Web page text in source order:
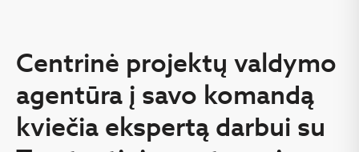
Centrinė projektų valdymo
agentūra į savo komandą
kviečia ekspertą darbui su